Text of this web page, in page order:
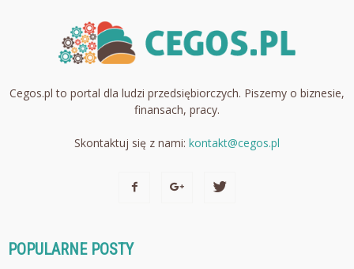
Cegos.pl to portal dla ludzi przedsiębiorczych. Piszemy o biznesie,
finansach, pracy.
Skontaktuj się z nami: kontakt@cegos.pl
POPULARNE POSTY